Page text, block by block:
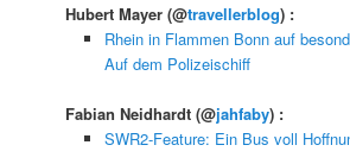
Hubert Mayer(@travellerblog) :
Rhein in Flammen Bonn auf
Auf dem Polizeischiff
Fabian Neidhardt(@jahfaby) :
SWR2-Feature: Ein Bus voll